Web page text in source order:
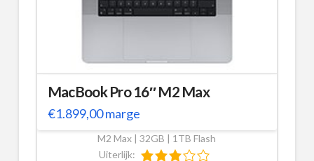
MacBook Pro 16″ M2 Max
€1.899,00marge
M2 Max | 32GB | 1TB Flash
Uiterlijk: